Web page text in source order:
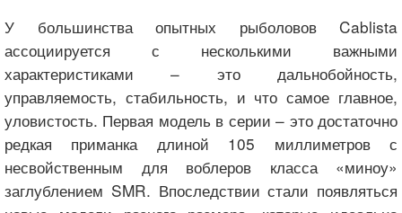
У большинства опытных рыболовов Cablista
ассоциируется с несколькими важными
характеристиками – это дальнобойность,
управляемость, стабильность, и что самое главное,
уловистость. Первая модель в серии – это достаточно
редкая приманка длиной 105 миллиметров с
несвойственным для воблеров класса «миноу»
заглублением SMR. Впоследствии стали появляться